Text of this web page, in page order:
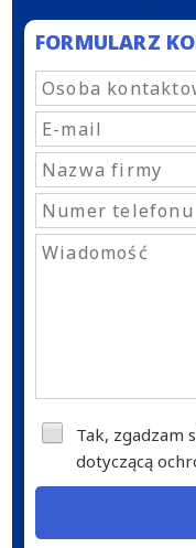
FORMULARZ
Tak, zgadzam
dotyczącą